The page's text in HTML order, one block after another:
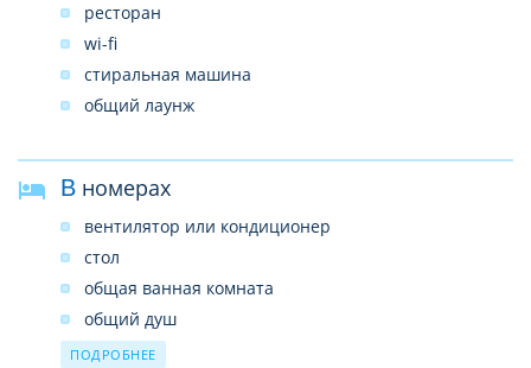
ресторан
wi-fi
стиральная машина
общий лаунж
В номерах
вентилятор или кондиционер
стол
общая ванная комната
общий душ
общий туалет
ПОДРОБНЕЕ